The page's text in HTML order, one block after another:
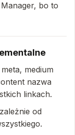
bo to
medium
nazwa
linkach.
od